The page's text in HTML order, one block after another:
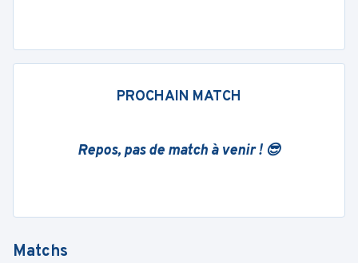
PROCHAIN MATCH
Repos, pas de match à venir ! 😎
Matchs